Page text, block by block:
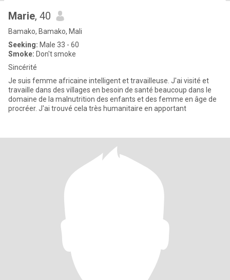
Marie, 40
Bamako, Bamako, Mali
Seeking: Male 33 - 60
Smoke: Don't smoke
Sincérité
Je suis femme africaine intelligent et travailleuse. J'ai visité et
travaille dans des villages en besoin de santé beaucoup dans le
domaine de la malnutrition des enfants et des femme en âge de
procréer. J'ai trouvé cela très humanitaire en apportant